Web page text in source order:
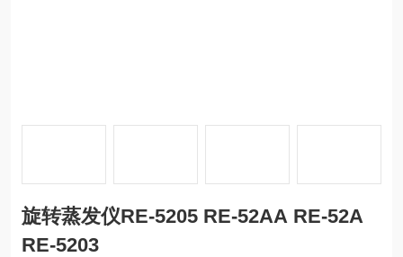
旋转蒸发仪RE-5205 RE-52AA RE-52A
RE-5203